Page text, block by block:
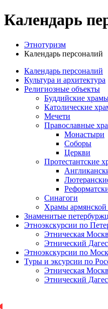
Календарь
Этнотуризм
Календарь персоналий
Календарь персоналий
Культура и архитектура
Религиозные объекты
Буддийские
Католические
Мечети
Православные
Монастыри
Соборы
Церкви
Протестантские
Синагоги
Храмы армянской
Знаменитые
Этноэкскурсии по
Этническая
Этнический
Этноэкскурсии по
Туры и эксурсии по
Этническая
Этнический